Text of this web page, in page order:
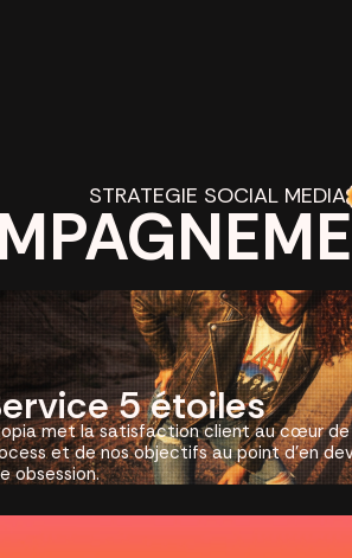
STRATEGIE SOCIAL MEDIA
5 étoiles
met la satisfaction client au cœur de
et de nos objectifs au point d’en
obsession.